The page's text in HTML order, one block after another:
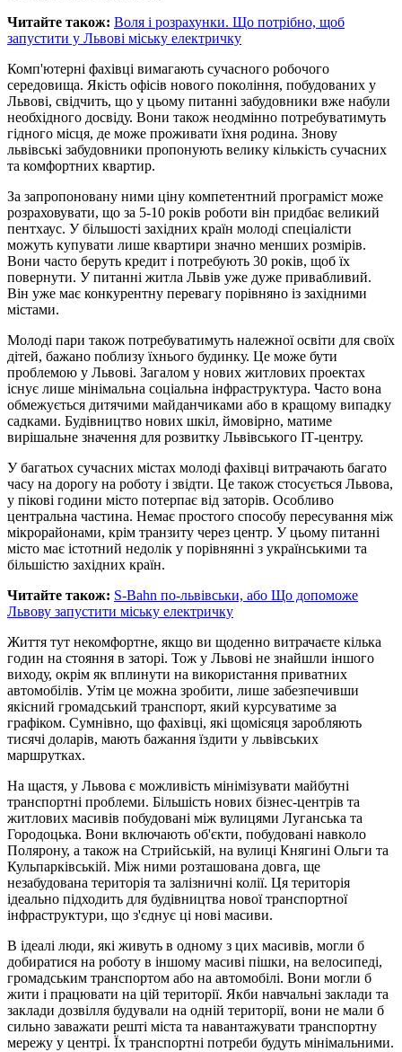
Читайте також: Воля і розрахунки. Що потрібно, щоб
запустити у Львові міську електричку
Комп'ютерні фахівці вимагають сучасного робочого
середовища. Якість офісів нового покоління, побудованих у
Львові, свідчить, що у цьому питанні забудовники вже набули
необхідного досвіду. Вони також неодмінно потребуватимуть
гідного місця, де може проживати їхня родина. Знову
львівські забудовники пропонують велику кількість сучасних
та комфортних квартир.
За запропоновану ними ціну компетентний програміст може
розраховувати, що за 5-10 років роботи він придбає великий
пентхаус. У більшості західних країн молоді спеціалісти
можуть купувати лише квартири значно менших розмірів.
Вони часто беруть кредит і потребують 30 років, щоб їх
повернути. У питанні житла Львів уже дуже привабливий.
Він уже має конкурентну перевагу порівняно із західними
містами.
Молоді пари також потребуватимуть належної освіти для своїх
дітей, бажано поблизу їхнього будинку. Це може бути
проблемою у Львові. Загалом у нових житлових проектах
існує лише мінімальна соціальна інфраструктура. Часто вона
обмежується дитячими майданчиками або в кращому випадку
садками. Будівництво нових шкіл, ймовірно, матиме
вирішальне значення для розвитку Львівського ІТ-центру.
У багатьох сучасних містах молоді фахівці витрачають багато
часу на дорогу на роботу і звідти. Це також стосується Львова,
у пікові години місто потерпає від заторів. Особливо
центральна частина. Немає простого способу пересування між
мікрорайонами, крім транзиту через центр. У цьому питанні
місто має істотний недолік у порівнянні з українськими та
більшістю західних країн.
Читайте також: S-Bahn по-львівськи, або Що допоможе
Львову запустити міську електричку
Життя тут некомфортне, якщо ви щоденно витрачаєте кілька
годин на стояння в заторі. Тож у Львові не знайшли іншого
виходу, окрім як вплинути на використання приватних
автомобілів. Утім це можна зробити, лише забезпечивши
якісний громадський транспорт, який курсуватиме за
графіком. Сумнівно, що фахівці, які щомісяця заробляють
тисячі доларів, мають бажання їздити у львівських
маршрутках.
На щастя, у Львова є можливість мінімізувати майбутні
транспортні проблеми. Більшість нових бізнес-центрів та
житлових масивів побудовані між вулицями Луганська та
Городоцька. Вони включають об'єкти, побудовані навколо
Полярону, а також на Стрийській, на вулиці Княгині Ольги та
Кульпарківській. Між ними розташована довга, ще
незабудована територія та залізничні колії. Ця територія
ідеально підходить для будівництва нової транспортної
інфраструктури, що з'єднує ці нові масиви.
В ідеалі люди, які живуть в одному з цих масивів, могли б
добиратися на роботу в іншому масиві пішки, на велосипеді,
громадським транспортом або на автомобілі. Вони могли б
жити і працювати на цій території. Якби навчальні заклади та
заклади дозвілля будували на одній території, вони не мали б
сильно заважати решті міста та навантажувати транспортну
мережу у центрі. Їх транспортні потреби будуть мінімальними.